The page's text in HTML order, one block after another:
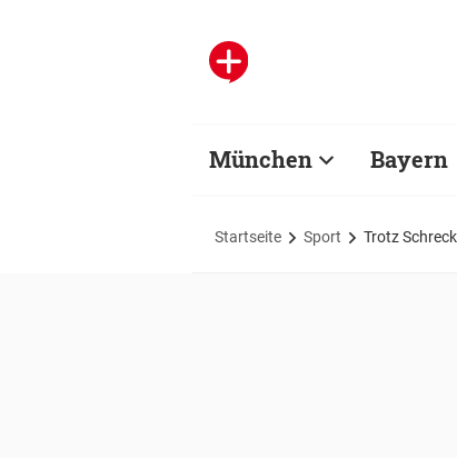
München Bayern
Startseite Sport Trotz